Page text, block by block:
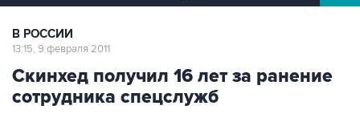
В РОССИИ
13:15, 9 февраля 2011
Скинхед получил 16 лет за ранение
сотрудника спецслужб